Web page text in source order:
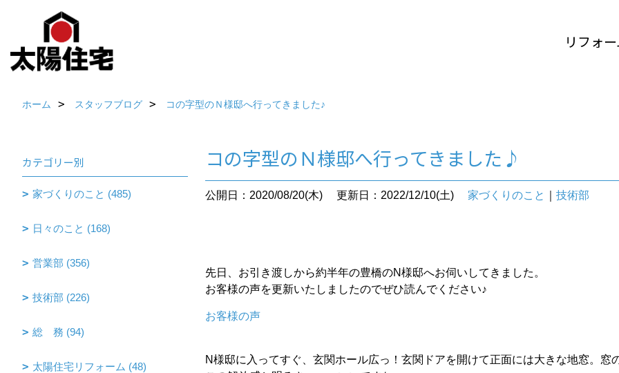
リフォ
ホーム スタッフブログ コの字型のＮ様邸へ行ってきました♪
コの字型のＮ様邸へ行ってきました♪
公開日：2020/08/20(木) 更新日：2022/12/10(土) 家づくりのこと 技術部
先日、お引き渡しから約半年の豊橋のN様邸へお伺いしてきました。
お客様の声を更新いたしましたのでぜひ読んでください♪
お客様の声
N様邸に入ってすぐ、玄関ホール広っ！玄関ドアを開けて正面には大きな地窓。窓
カテゴリー別
家づくりのこと (485)
日々のこと (168)
営業部 (356)
技術部 (226)
総 務 (94)
太陽住宅リフォーム (48)